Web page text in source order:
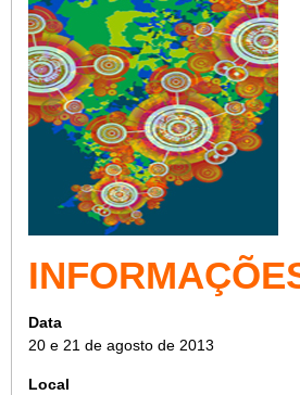
Data
20 e 21 de agosto de 2013
Local